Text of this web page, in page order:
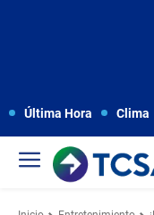
Última Hora Clima